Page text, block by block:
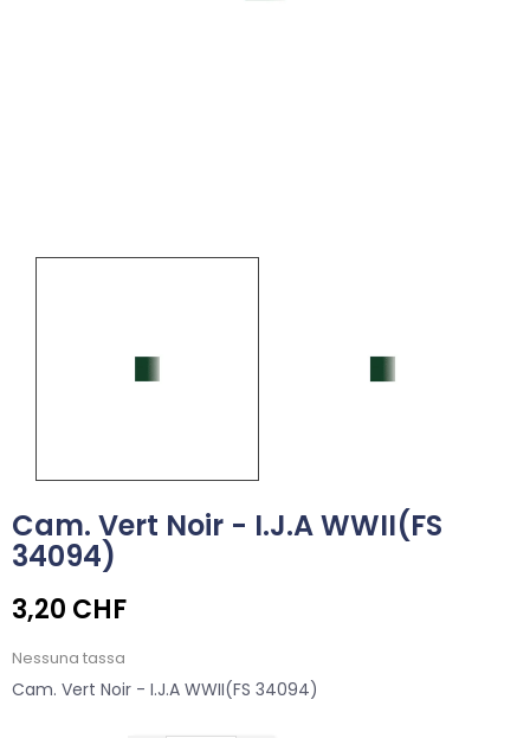
Cam. Vert Noir - I.J.A WWII(FS
34094)
3,20 CHF
Nessuna tassa
Cam. Vert Noir - I.J.A WWII(FS 34094)